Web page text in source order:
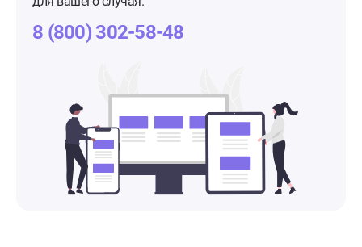
8 (800) 302-58-48